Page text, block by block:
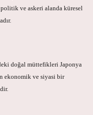
ve askeri alanda küresel
doğal müttefikleri Japonya
ekonomik ve siyasi bir